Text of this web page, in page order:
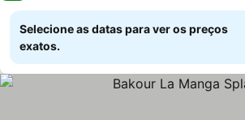
Selecione as datas para ver os preços
exatos.